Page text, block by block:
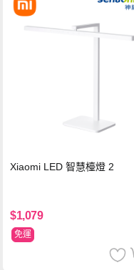
Xiaomi LED 智慧檯燈 2
$1,079
免運